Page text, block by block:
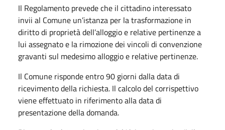
Il Regolamento prevede che il cittadino interessato
invii al Comune un’istanza per la trasformazione in
diritto di proprietà dell’alloggio e relative pertinenze a
lui assegnato e la rimozione dei vincoli di convenzione
gravanti sul medesimo alloggio e relative pertinenze.
Il Comune risponde entro 90 giorni dalla data di
ricevimento della richiesta. Il calcolo del corrispettivo
viene effettuato in riferimento alla data di
presentazione della domanda.